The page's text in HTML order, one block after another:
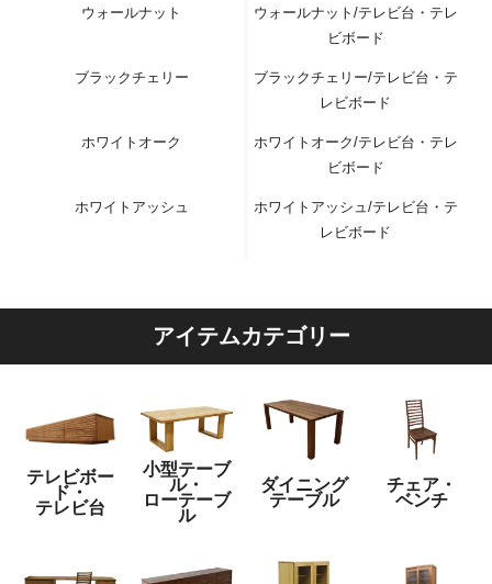
ウォールナット
ウォールナット/テレビ台・テレ
ビボード
ブラックチェリー
ブラックチェリー/テレビ台・テ
レビボード
ホワイトオーク
ホワイトオーク/テレビ台・テレ
ビボード
ホワイトアッシュ
ホワイトアッシュ/テレビ台・テ
レビボード
アイテムカテゴリー
テレビボー
ド・
テレビ台
小型テーブ
ル・
ローテーブ
ル
ダイニング
テーブル
チェア・
ベンチ